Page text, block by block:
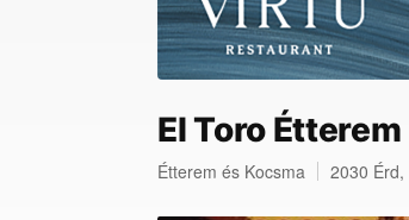
El Toro Étterem
Étterem és Kocsma 2030 Érd,